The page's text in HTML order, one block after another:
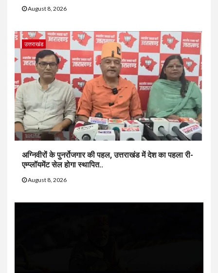
August 8, 2026
उत्तराखंड
अग्निवीरों के पुनर्रोजगार की पहल, उत्तराखंड में देश का पहला री-
एम्प्लॉयमेंट सेल होगा स्थापित..
August 8, 2026